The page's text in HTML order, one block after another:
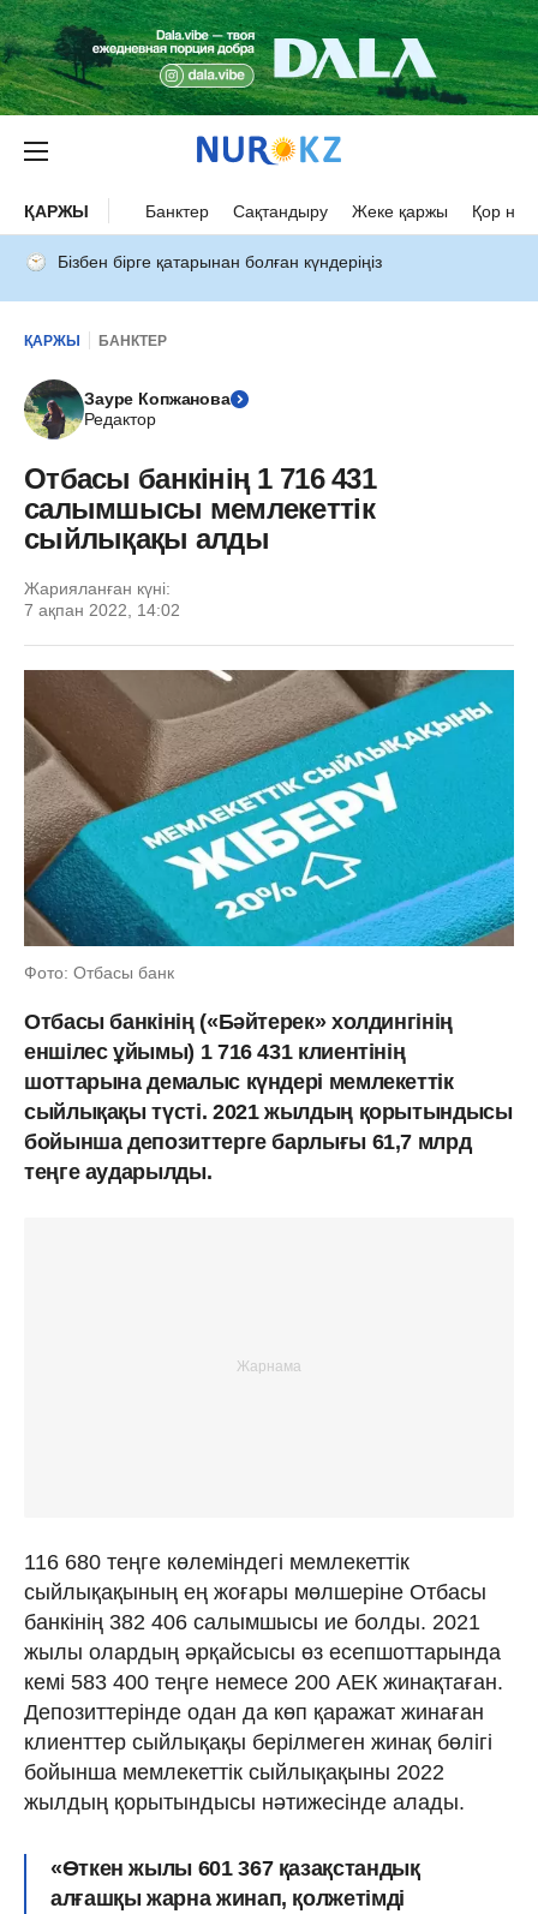
ҚАРЖЫ Банктер Сақтандыру Жеке қаржы Қор
Бізбен бірге қатарынан болған күндеріңіз
ҚАРЖЫ БАНКТЕР
Зауре Копжанова
Редактор
Отбасы банкінің 1 716 431
салымшысы мемлекеттік
сыйлықақы алды
Жарияланған күні:
7 ақпан 2022, 14:02
Фото: Отбасы банк
Отбасы банкінің («Бәйтерек» холдингінің
еншілес ұйымы) 1 716 431 клиентінің
шоттарына демалыс күндері мемлекеттік
сыйлықақы түсті. 2021 жылдың қорытындысы
бойынша депозиттерге барлығы 61,7 млрд
теңге аударылды.
116 680 теңге көлеміндегі мемлекеттік
сыйлықақының ең жоғары мөлшеріне Отбасы
банкінің 382 406 салымшысы ие болды. 2021
жылы олардың әрқайсысы өз есепшоттарында
кемі 583 400 теңге немесе 200 АЕК жинақтаған.
Депозиттерінде одан да көп қаражат жинаған
клиенттер сыйлықақы берілмеген жинақ бөлігі
бойынша мемлекеттік сыйлықақыны 2022
жылдың қорытындысы нәтижесінде алады.
«Өткен жылы 601 367 қазақстандық
алғашқы жарна жинап, қолжетімді